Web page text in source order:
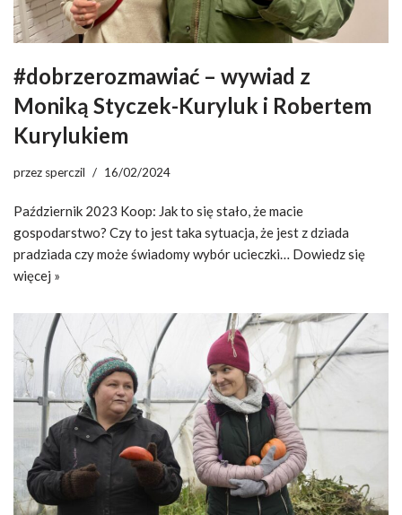
#dobrzerozmawiać – wywiad z
Moniką Styczek-Kuryluk i Robertem
Kurylukiem
przez sperczil 16/02/2024
Październik 2023 Koop: Jak to się stało, że macie
gospodarstwo? Czy to jest taka sytuacja, że jest z dziada
pradziada czy może świadomy wybór ucieczki… Dowiedz się
więcej »